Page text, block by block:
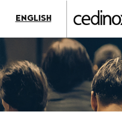
???
???
ENGLISH